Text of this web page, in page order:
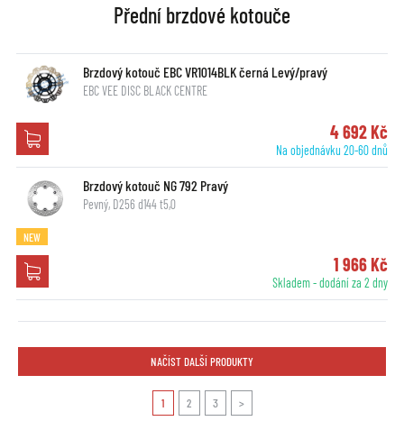
Přední brzdové kotouče
Brzdový kotouč EBC VR1014BLK černá Levý/pravý
EBC VEE DISC BLACK CENTRE
4 692 Kč
Na objednávku 20-60 dnů
Brzdový kotouč NG 792 Pravý
Pevný, D256 d144 t5,0
NEW
1 966 Kč
Skladem - dodání za 2 dny
NAČÍST DALŠÍ PRODUKTY
1 2 3 >